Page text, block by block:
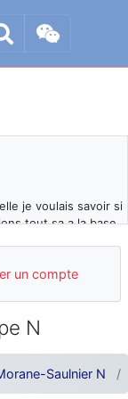
je voulais savoir si
tout sa a la base
site ces derniers
bots trop nocifs
ne suis pas sûr de
un compte
N
Saulnier N